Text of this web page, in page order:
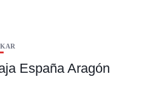
España Aragón